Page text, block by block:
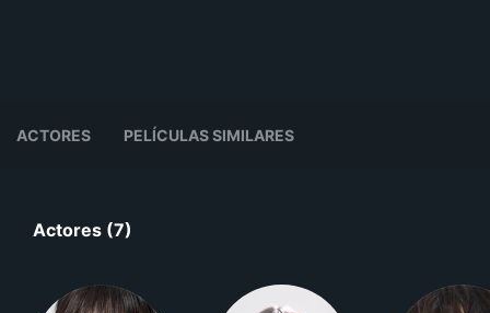
ACTORES PELÍCULAS SIMILARES
Actores (7)